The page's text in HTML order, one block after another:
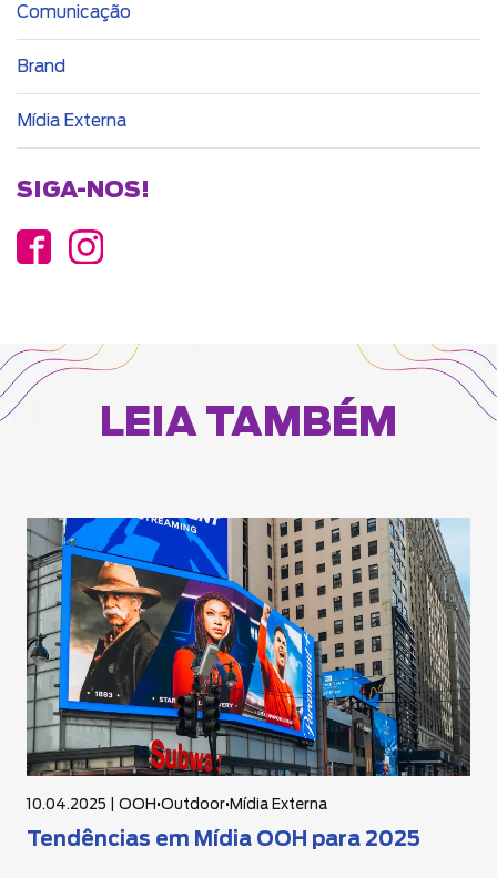
Comunicação
Brand
Mídia Externa
SIGA-NOS!
LEIA TAMBÉM
10.04.2025 | OOH •Outdoor• Mídia Externa
Tendências em Mídia OOH para 2025